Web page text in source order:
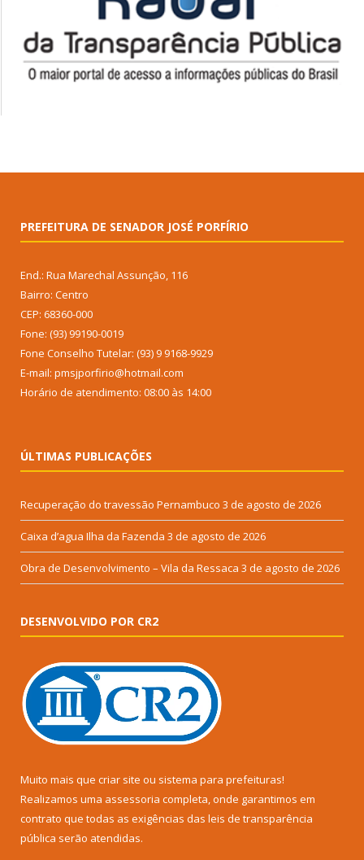
PREFEITURA DE SENADOR JOSÉ PORFÍRIO
End.: Rua Marechal Assunção, 116
Bairro: Centro
CEP: 68360-000
Fone: (93) 99190-0019
Fone Conselho Tutelar: (93) 9 9168-9929
E-mail: pmsjporfirio@hotmail.com
Horário de atendimento: 08:00 às 14:00
ÚLTIMAS PUBLICAÇÕES
Recuperação do travessão Pernambuco 3 de agosto de 2026
Caixa d’agua Ilha da Fazenda 3 de agosto de 2026
Obra de Desenvolvimento – Vila da Ressaca 3 de agosto de 2026
DESENVOLVIDO POR CR2
Muito mais que criar site ou sistema para prefeituras!
Realizamos uma assessoria completa, onde garantimos em
contrato que todas as exigências das leis de transparência
pública serão atendidas.